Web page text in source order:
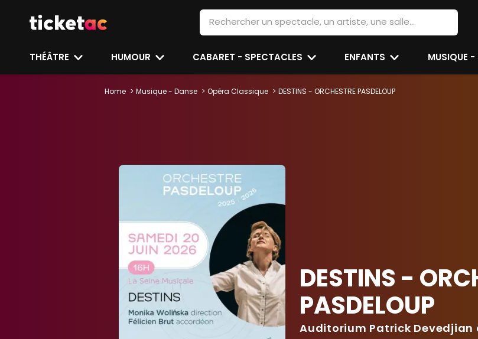
THÉÂTRE HUMOUR CABARET - SPECTACLES ENFANTS MUSIQUE -
Home Musique - Danse Opéra Classique DESTINS - ORCHESTRE PASDELOUP
DESTINS -
PASDELOUP
Auditorium Patrick Devedjian